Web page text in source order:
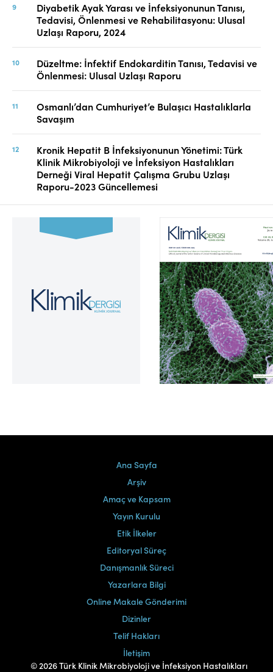
Diyabetik Ayak Yarası ve İnfeksiyonunun Tanısı,
Tedavisi, Önlenmesi ve Rehabilitasyonu: Ulusal
Uzlaşı Raporu, 2024
Düzeltme: İnfektif Endokarditin Tanısı, Tedavisi ve
Önlenmesi: Ulusal Uzlaşı Raporu
Osmanlı’dan Cumhuriyet’e Bulaşıcı Hastalıklarla
Savaşım
Kronik Hepatit B İnfeksiyonunun Yönetimi: Türk
Klinik Mikrobiyoloji ve İnfeksiyon Hastalıkları
Derneği Viral Hepatit Çalışma Grubu Uzlaşı
Raporu-2023 Güncellemesi
Cilt 39, Sayı 2
Ana Sayfa
Arşiv
Amaç ve Kapsam
Yayın Kurulu
Etik İlkeler
Editoryal Süreç
Danışmanlık Süreci
Yazarlara Bilgi
Online Makale Gönderimi
Dizinler
Telif Hakları
İletişim
© 2026 Türk Klinik Mikrobiyoloji ve İnfeksiyon Hastalıkları